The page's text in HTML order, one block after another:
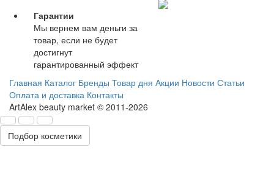
Гарантии
Мы вернем вам деньги за
товар, если не будет
достигнут
гарантированный эффект
Главная Каталог Бренды Товар дня Акции Новости Статьи
Оплата и доставка Контакты
ArtAlex beauty market © 2011-2026
Подбор косметики